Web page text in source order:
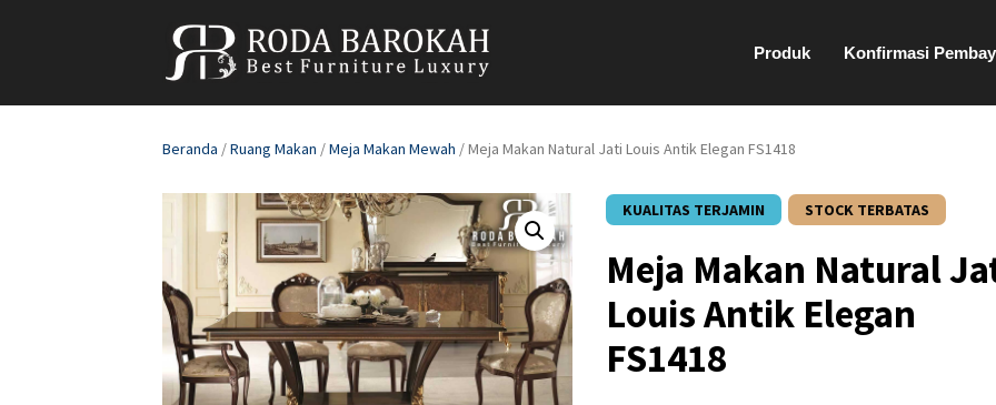
Produk Konfirmasi
Beranda /Ruang Makan /Meja Makan Mewah / Meja Makan Natural Jati Louis Antik Elegan FS1418
KUALITAS TERJAMIN STOCK TERBATAS
Meja Makan Natural
Louis Antik Elegan
FS1418